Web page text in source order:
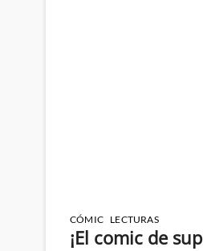
CÓMIC LECTURAS
¡El comic de